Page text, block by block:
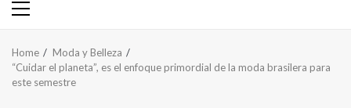
Primary
Home
Moda y Belleza
“Cuidar el planeta”, es el enfoque primordial de la moda brasilera para
este semestre